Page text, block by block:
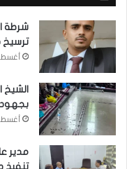
شرطة
ترسيخ
أغسطس 6,
بجهود
أغسطس 5,
مدير
تنفيذ